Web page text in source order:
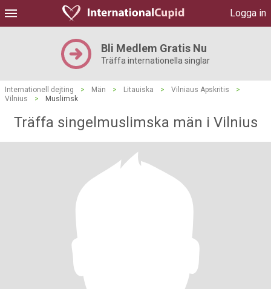
Logga in
Bli Medlem Gratis Nu
Träffa internationella singlar
Internationell dejting > Män > Litauiska > Vilniaus Apskritis
>
Vilnius
> Muslimsk
Träffa singelmuslimska män i Vilnius